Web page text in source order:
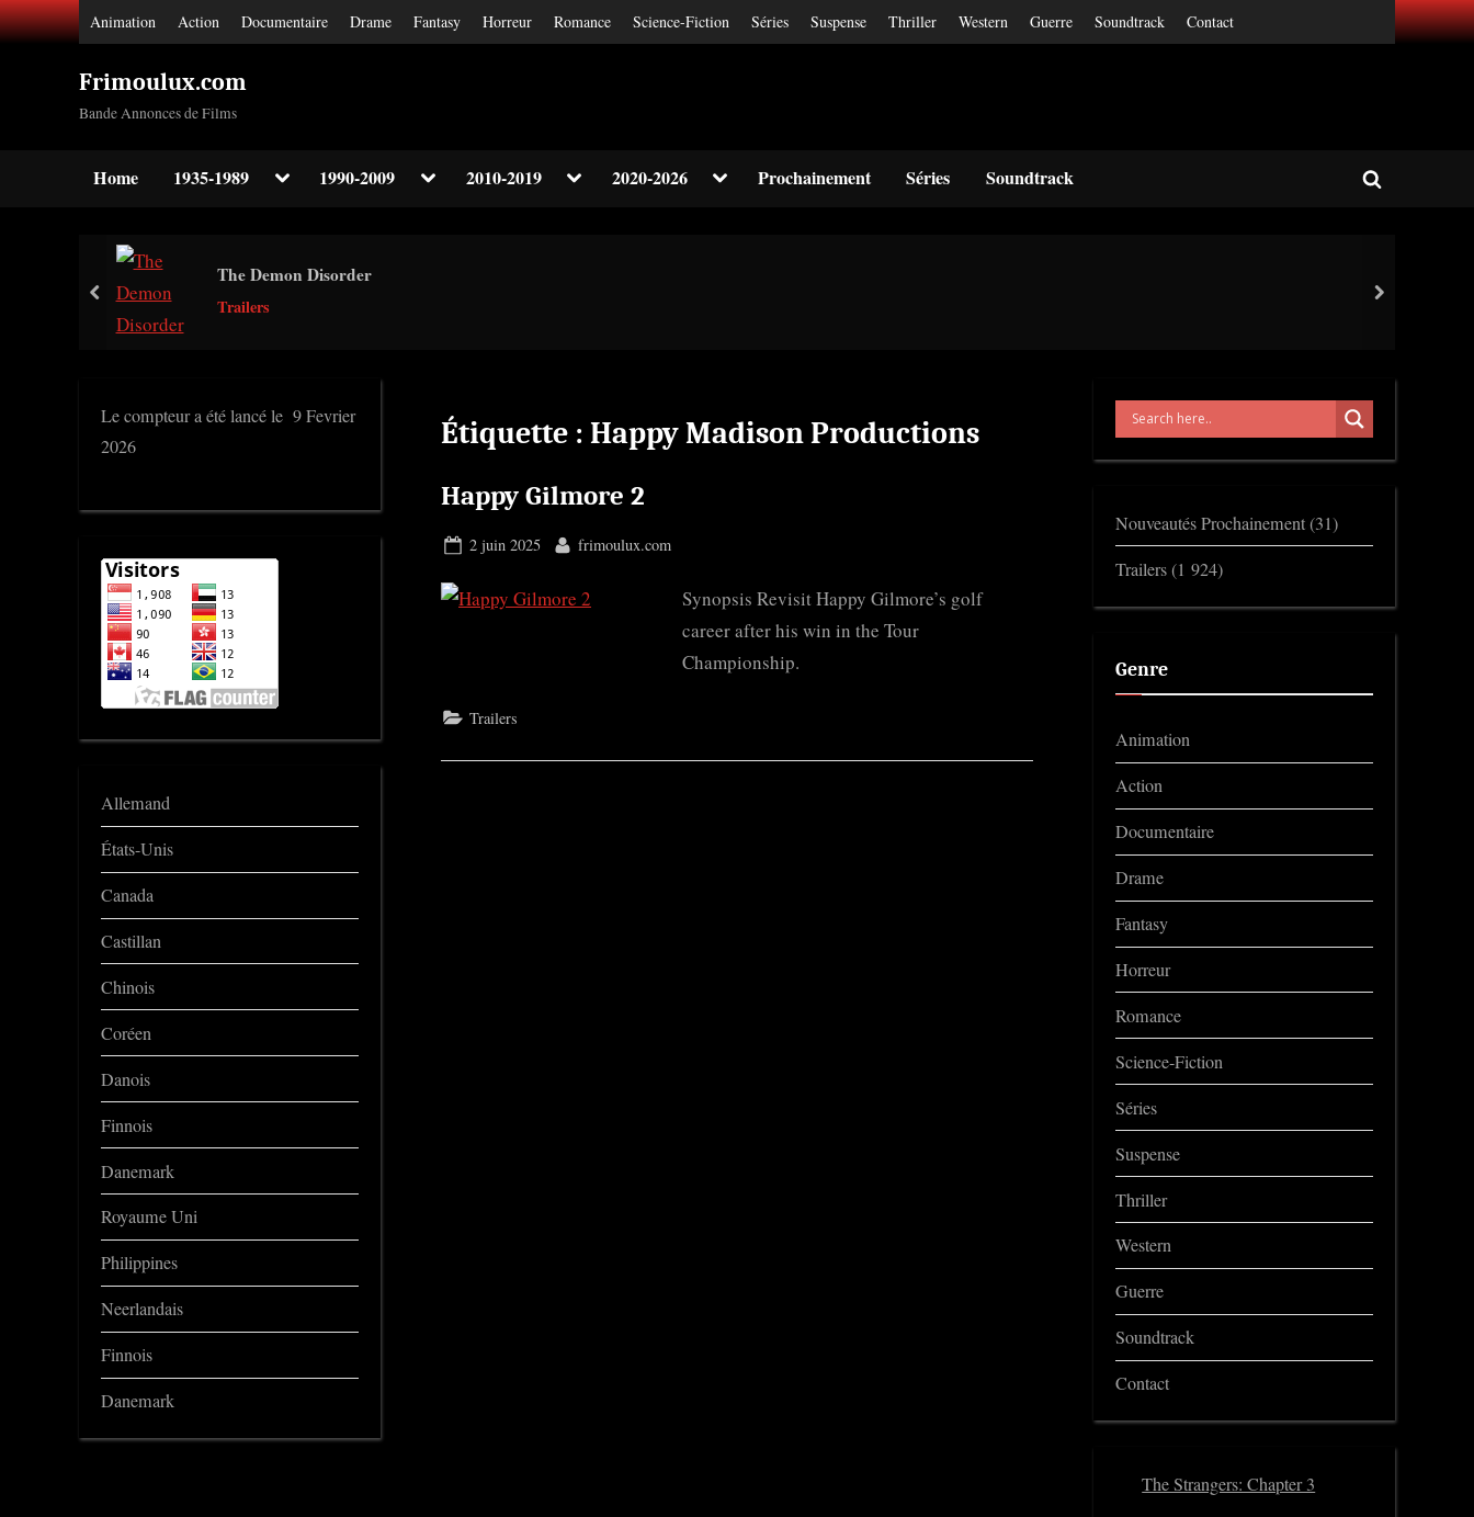
Skip
to
Animation Action Documentaire Drame Fantasy Horreur Romance Science-Fiction Séries Suspense Thriller Western Guerre Soundtrack Contact
Frimoulux.com
Bande Annonces de Films
Home 1935-1989 Toggle1990-2009 Toggle2010-2019 Toggle2020-2026 ToggleProchainement Séries Soundtrack
Toggle
The Demon Disorder
Trailers
prev next
Étiquette : Happy Madison Productions
Happy Gilmore 2
Posted
2 juin 2025 By
frimoulux.com
Synopsis Revisit Happy Gilmore’s golf
career after his win in the Tour
Championship.
Trailers
Le compteur a été lancé le 9 Fevrier
2026
Allemand
États-Unis
Canada
Castillan
Chinois
Coréen
Danois
Finnois
Danemark
Royaume Uni
Philippines
Neerlandais
Finnois
Danemark
Nouveautés Prochainement(31)
Trailers(1 924)
Genre
Animation
Action
Documentaire
Drame
Fantasy
Horreur
Romance
Science-Fiction
Séries
Suspense
Thriller
Western
Guerre
Soundtrack
Contact
The Strangers: Chapter 3